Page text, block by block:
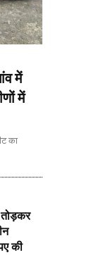
में
में
का
तोड़कर
की